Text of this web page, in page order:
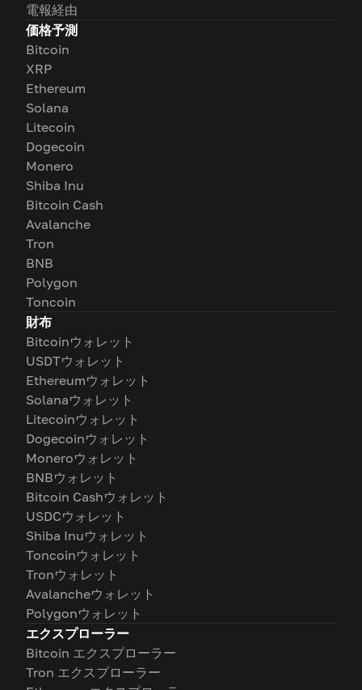
電報経由
価格予測
Bitcoin
XRP
Ethereum
Solana
Litecoin
Dogecoin
Monero
Shiba Inu
Bitcoin Cash
Avalanche
Tron
BNB
Polygon
Toncoin
財布
Bitcoinウォレット
USDTウォレット
Ethereumウォレット
Solanaウォレット
Litecoinウォレット
Dogecoinウォレット
Moneroウォレット
BNBウォレット
Bitcoin Cashウォレット
USDCウォレット
Shiba Inuウォレット
Toncoinウォレット
Tronウォレット
Avalancheウォレット
Polygonウォレット
エクスプローラー
Bitcoin エクスプローラー
Tron エクスプローラー